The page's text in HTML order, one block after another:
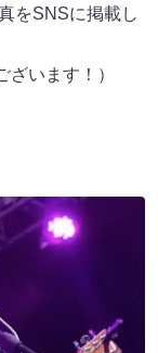
をSNSに掲載し
います！）